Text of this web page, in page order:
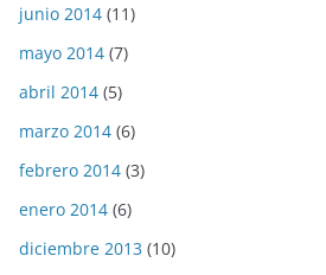
junio 2014 (11)
mayo 2014 (7)
abril 2014 (5)
marzo 2014 (6)
febrero 2014 (3)
enero 2014 (6)
diciembre 2013 (10)